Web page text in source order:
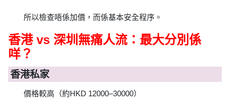
所以檢查唔係加價，而係基本安全程序。
香港 vs 深圳無痛人流：最大分別係
咩？
香港私家
價格較高（約HKD 12000–30000）